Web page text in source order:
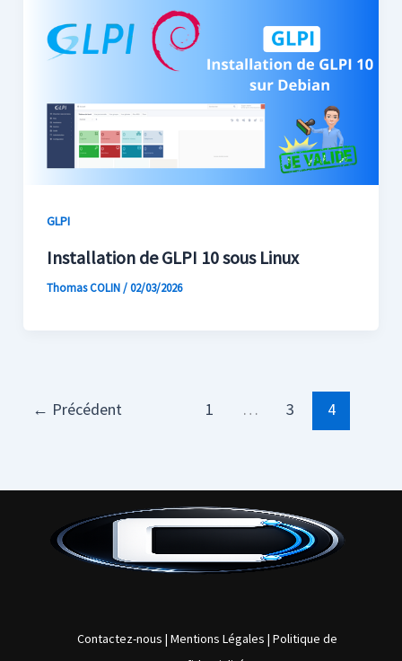
GLPI
Installation de GLPI 10 sous Linux
Thomas COLIN/02/03/2026
← Précédent 1 … 3 4
Contactez-nous |Mentions Légales |Politique de